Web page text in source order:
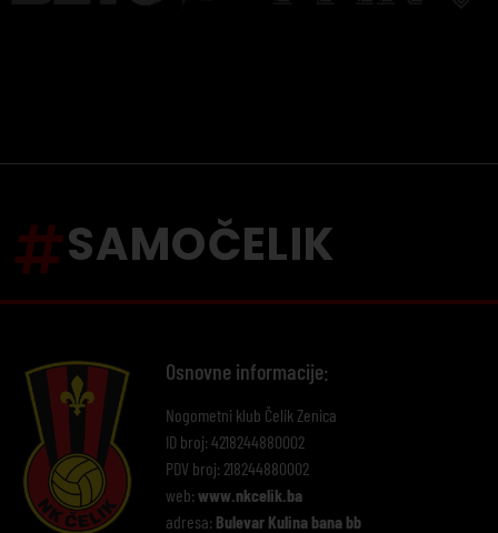
SAMOČELIK
Osnovne informacije:
Nogometni klub Čelik Zenica
ID broj: 4218244880002
PDV broj: 218244880002
web: www.nkcelik.ba
adresa: Bulevar Kulina bana bb